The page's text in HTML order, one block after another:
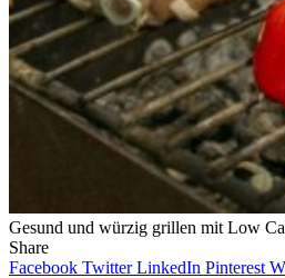
Gesund und würzig grillen mit Low
Share
Facebook Twitter LinkedIn Pinterest